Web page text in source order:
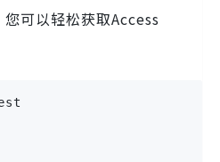
可以轻松获取Access